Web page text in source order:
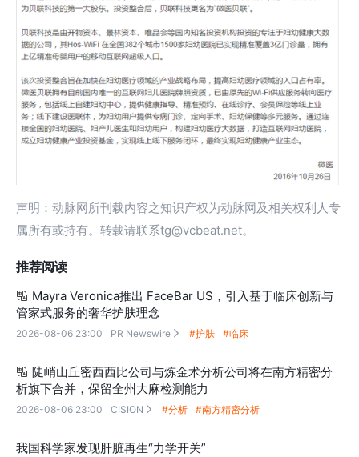
声明：动脉网所刊载内容之知识产权为动脉网及相关权利人专
属所有或持有。转载请联系tg@vcbeat.net。
推荐阅读
 Mayra Veronica推出 FaceBar US，引入基于临床创新与
管家式服务的奢华护肤理念
2026-08-06 23:00 PR Newswire  #护肤 #临床
 陡峭山丘密西西比公司与炼金术分析公司将在南方精密分
析旗下合并，保留全州大麻检测能力
2026-08-06 23:00 CISION  #分析 #南方精密分析
我国科学家发现肝脏再生“力学开关”